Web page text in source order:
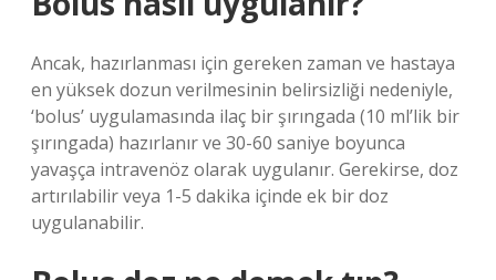
Ancak, hazırlanması için gereken zaman ve hastaya
en yüksek dozun verilmesinin belirsizliği nedeniyle,
‘bolus’ uygulamasında ilaç bir şırıngada (10 ml’lik bir
şırıngada) hazırlanır ve 30-60 saniye boyunca
yavaşça intravenöz olarak uygulanır. Gerekirse, doz
artırılabilir veya 1-5 dakika içinde ek bir doz
uygulanabilir.